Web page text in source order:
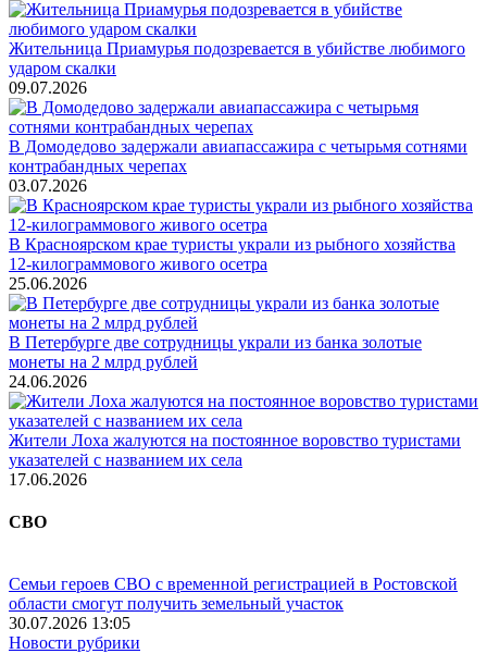
Жительница Приамурья подозревается в убийстве любимого
ударом скалки
09.07.2026
В Домодедово задержали авиапассажира с четырьмя сотнями
контрабандных черепах
03.07.2026
В Красноярском крае туристы украли из рыбного хозяйства
12-килограммового живого осетра
25.06.2026
В Петербурге две сотрудницы украли из банка золотые
монеты на 2 млрд рублей
24.06.2026
Жители Лоха жалуются на постоянное воровство туристами
указателей с названием их села
17.06.2026
СВО
Семьи героев СВО с временной регистрацией в Ростовской
области смогут получить земельный участок
30.07.2026 13:05
Новости рубрики